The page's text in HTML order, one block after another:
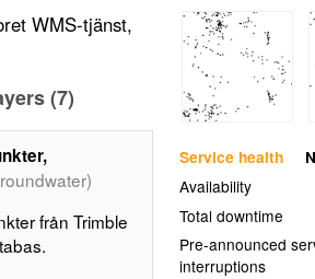
Service health
Availability
Total downtime
Pre-announced
interruptions
WMS-tjänst,
(7)
från Trimble